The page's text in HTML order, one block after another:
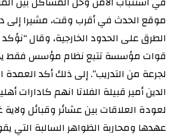
موقع الحدث في أقرب وقت، مشيرا إلى
الطرق على الحدود الخارجية، وقال
قوات مؤسسة تتبع نظام مؤسس فقط
لجرعة من التدريب”. إلى ذلك أكد
الدين أمير قبيلة الفلاتا انهم كادارات
لعودة العلاقات بين عشائر وقبائل
عهدها ومحاربة الظواهر السالبة التي